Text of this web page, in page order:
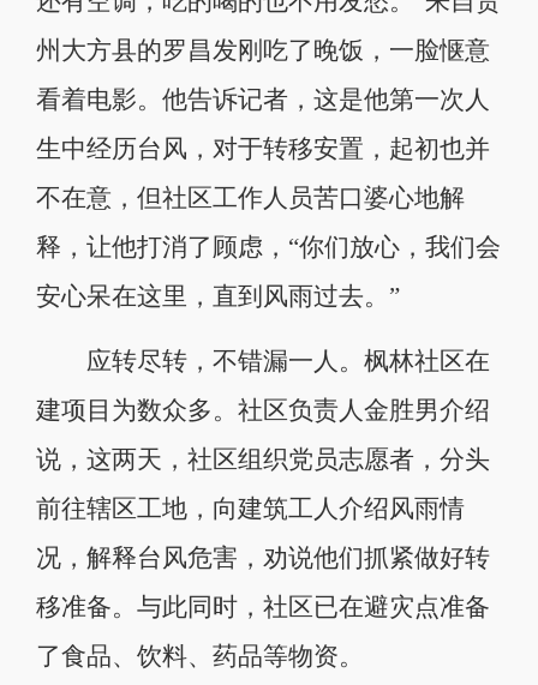
州大方县的罗昌发刚吃了晚饭，一脸惬意
看着电影。他告诉记者，这是他第一次人
生中经历台风，对于转移安置，起初也并
不在意，但社区工作人员苦口婆心地解
释，让他打消了顾虑，“你们放心，我们会
安心呆在这里，直到风雨过去。”
应转尽转，不错漏一人。枫林社区在
建项目为数众多。社区负责人金胜男介绍
说，这两天，社区组织党员志愿者，分头
前往辖区工地，向建筑工人介绍风雨情
况，解释台风危害，劝说他们抓紧做好转
移准备。与此同时，社区已在避灾点准备
了食品、饮料、药品等物资。